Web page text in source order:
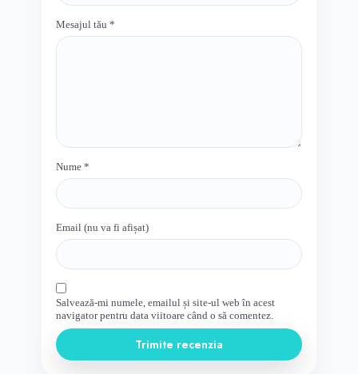
Mesajul tău *
Nume *
Email (nu va fi afișat)
Salvează-mi numele, emailul și site-ul web în acest
navigator pentru data viitoare când o să comentez.
Trimite recenzia